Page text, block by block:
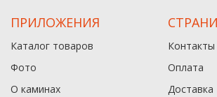
ПРИЛОЖЕНИЯ
Каталог товаров
Фото
О каминах
Контакты
Оплата
Доставка